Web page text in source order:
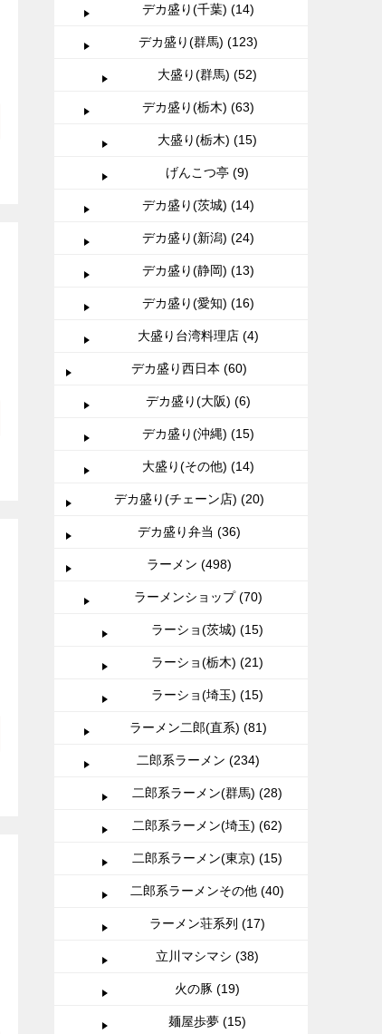
デカ盛り(千葉) (14)
デカ盛り(群馬) (123)
大盛り(群馬) (52)
デカ盛り(栃木) (63)
大盛り(栃木) (15)
げんこつ亭 (9)
デカ盛り(茨城) (14)
デカ盛り(新潟) (24)
デカ盛り(静岡) (13)
デカ盛り(愛知) (16)
大盛り台湾料理店 (4)
デカ盛り西日本 (60)
デカ盛り(大阪) (6)
デカ盛り(沖縄) (15)
大盛り(その他) (14)
デカ盛り(チェーン店) (20)
デカ盛り弁当 (36)
ラーメン (498)
ラーメンショップ (70)
ラーショ(茨城) (15)
ラーショ(栃木) (21)
ラーショ(埼玉) (15)
ラーメン二郎(直系) (81)
二郎系ラーメン (234)
二郎系ラーメン(群馬) (28)
二郎系ラーメン(埼玉) (62)
二郎系ラーメン(東京) (15)
二郎系ラーメンその他 (40)
ラーメン荘系列 (17)
立川マシマシ (38)
火の豚 (19)
麺屋歩夢 (15)